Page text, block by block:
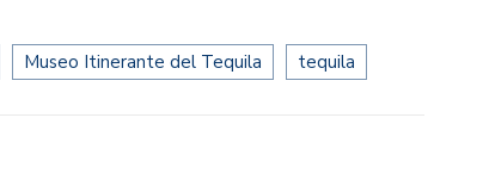
Museo Itinerante del Tequila tequila